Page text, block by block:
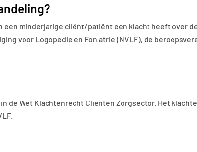
een minderjarige cliënt/patiënt een klacht heeft over
voor Logopedie en Foniatrie (NVLF), de
Wet Klachtenrecht Cliënten Zorgsector. Het